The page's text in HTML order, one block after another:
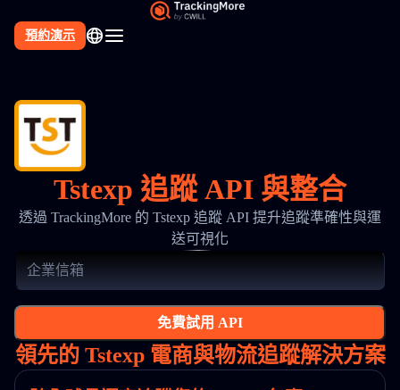
預約演示
Tstexp 追蹤 API 與整合
透過 TrackingMore 的 Tstexp 追蹤 API 提升追蹤準確性與運
送可視化
免費試用 API
領先的 Tstexp 電商與物流追蹤解決方案